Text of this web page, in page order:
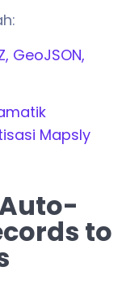
GeoJSON,
Mapsly
to